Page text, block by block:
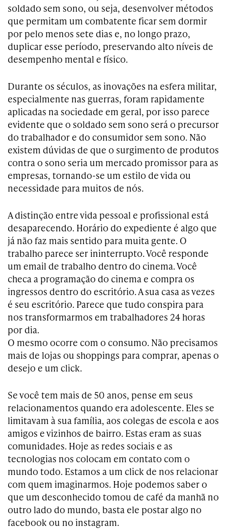
soldado sem sono, ou seja, desenvolver métodos
que permitam um combatente ficar sem dormir
por pelo menos sete dias e, no longo prazo,
duplicar esse período, preservando alto níveis de
desempenho mental e físico.
Durante os séculos, as inovações na esfera militar,
especialmente nas guerras, foram rapidamente
aplicadas na sociedade em geral, por isso parece
evidente que o soldado sem sono será o precursor
do trabalhador e do consumidor sem sono. Não
existem dúvidas de que o surgimento de produtos
contra o sono seria um mercado promissor para as
empresas, tornando-se um estilo de vida ou
necessidade para muitos de nós.
A distinção entre vida pessoal e profissional está
desaparecendo. Horário do expediente é algo que
já não faz mais sentido para muita gente. O
trabalho parece ser ininterrupto. Você responde
um email de trabalho dentro do cinema. Você
checa a programação do cinema e compra os
ingressos dentro do escritório. A sua casa as vezes
é seu escritório. Parece que tudo conspira para
nos transformarmos em trabalhadores 24 horas
por dia.
O mesmo ocorre com o consumo. Não precisamos
mais de lojas ou shoppings para comprar, apenas o
desejo e um click.
Se você tem mais de 50 anos, pense em seus
relacionamentos quando era adolescente. Eles se
limitavam à sua família, aos colegas de escola e aos
amigos e vizinhos de bairro. Estas eram as suas
comunidades. Hoje as redes sociais e as
tecnologias nos colocam em contato com o
mundo todo. Estamos a um click de nos relacionar
com quem imaginarmos. Hoje podemos saber o
que um desconhecido tomou de café da manhã no
outro lado do mundo, basta ele postar algo no
facebook ou no instagram.